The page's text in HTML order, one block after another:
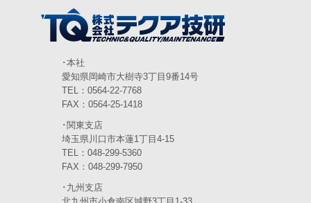
(6)
2024年2月(4)
(6)
2023年12月(3)
2023年10月(3)
2023年9月(4)
(3)
･本社
愛知県岡崎市大樹寺3丁目9番14号
TEL：0564-22-7768
FAX：0564-25-1418
･関東支店
埼玉県川口市本蓮1丁目4-15
TEL：048-299-5360
FAX：048-299-7950
･九州支店